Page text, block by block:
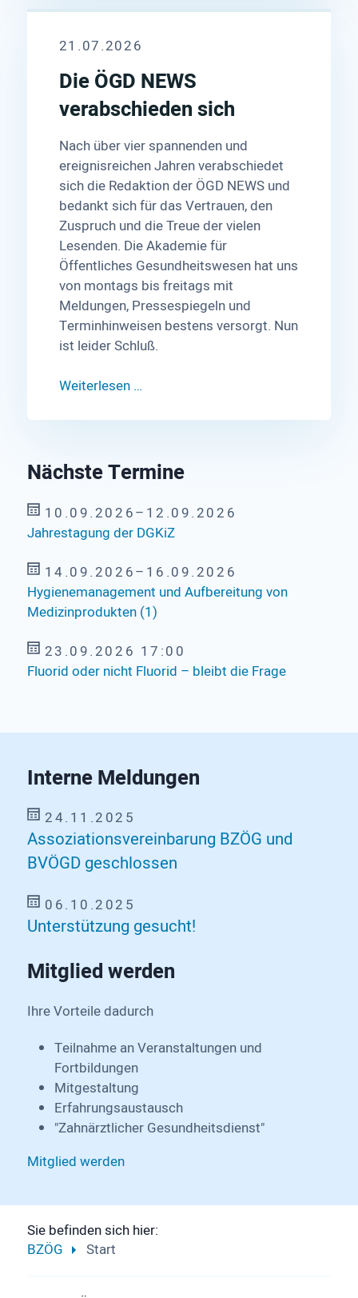
21.07.2026
Die ÖGD NEWS
verabschieden sich
Nach über vier spannenden und
ereignisreichen Jahren verabschiedet
sich die Redaktion der ÖGD NEWS und
bedankt sich für das Vertrauen, den
Zuspruch und die Treue der vielen
Lesenden. Die Akademie für
Öffentliches Gesundheitswesen hat uns
von montags bis freitags mit
Meldungen, Pressespiegeln und
Terminhinweisen bestens versorgt. Nun
ist leider Schluß.
Weiterlesen …
Nächste Termine
10.09.2026–12.09.2026
Jahrestagung der DGKiZ
14.09.2026–16.09.2026
Hygienemanagement und Aufbereitung von
Medizinprodukten (1)
23.09.2026 17:00
Fluorid oder nicht Fluorid – bleibt die Frage
Interne Meldungen
24.11.2025
Assoziationsvereinbarung BZÖG und
BVÖGD geschlossen
06.10.2025
Unterstützung gesucht!
Mitglied werden
Ihre Vorteile dadurch
Teilnahme an Veranstaltungen und
Fortbildungen
Mitgestaltung
Erfahrungsaustausch
"Zahnärztlicher Gesundheitsdienst"
Mitglied werden
Sie befinden sich hier:
BZÖG
Start